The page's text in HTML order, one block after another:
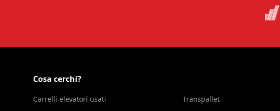
Cosa cerchi?
Carrelli elevatori usati
Transpallet